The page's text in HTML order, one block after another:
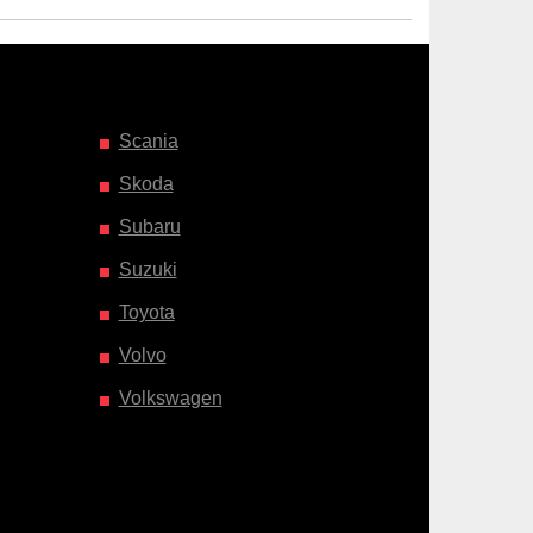
Scania
Skoda
Subaru
Suzuki
Toyota
Volvo
Volkswagen